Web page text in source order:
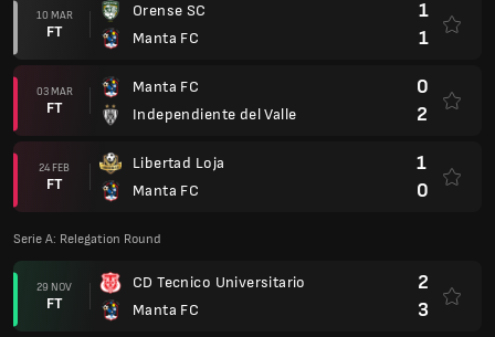
10 MAR
FT
Orense SC
Manta FC
1
1
03 MAR
FT
Manta FC
Independiente del Valle
0
2
24 FEB
FT
Libertad Loja
Manta FC
1
0
Serie A: Relegation Round
29 NOV
FT
CD Tecnico Universitario
Manta FC
2
3